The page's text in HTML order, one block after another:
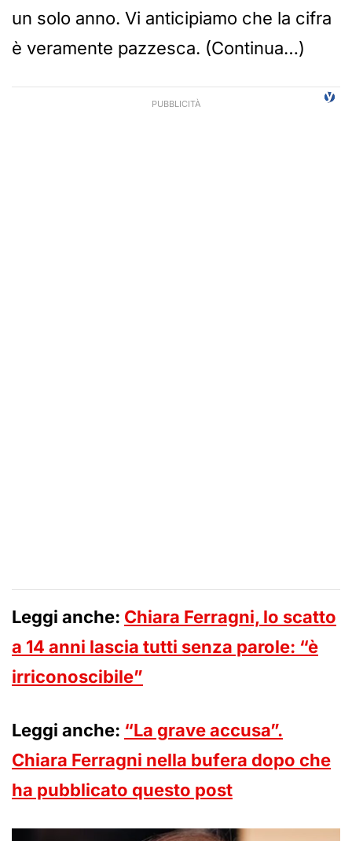
un solo anno. Vi anticipiamo che la cifra
è veramente pazzesca. (Continua…)
Leggi anche: Chiara Ferragni, lo scatto
a 14 anni lascia tutti senza parole: “è
irriconoscibile”
Leggi anche: “La grave accusa”.
Chiara Ferragni nella bufera dopo che
ha pubblicato questo post